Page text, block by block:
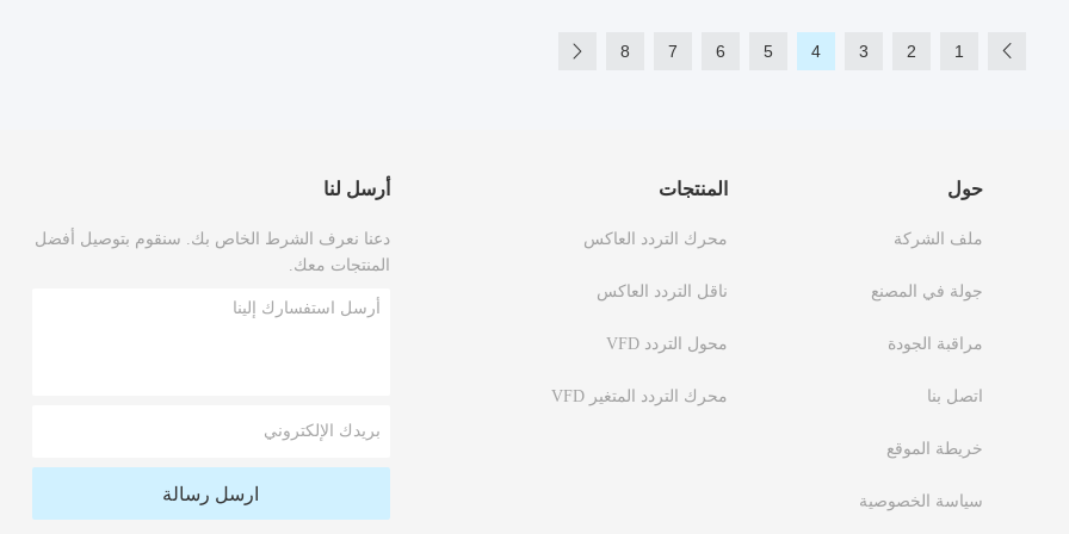
1
2
3
4
5
6
7
8
حول
ملف الشركة
جولة في المصنع
مراقبة الجودة
اتصل بنا
خريطة الموقع
سياسة الخصوصية
المنتجات
محرك التردد العاكس
ناقل التردد العاكس
محول التردد VFD
محرك التردد المتغير VFD
أرسل لنا
دعنا نعرف الشرط الخاص بك. سنقوم بتوصيل أفضل
المنتجات معك.
ارسل رسالة